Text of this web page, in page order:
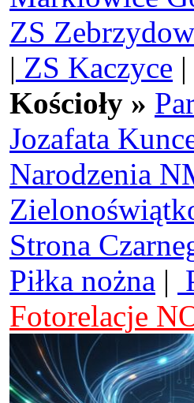
ZS
| ZS Kaczyce
Kościoły »
Jozafata
Narodzenia
Strona
Piłka nożna |
Fotorelacje